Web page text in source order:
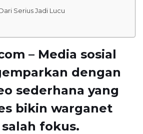
Serius Jadi Lucu
– Media sosial
dengan
sederhana yang
bikin warganet
fokus.